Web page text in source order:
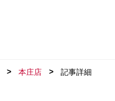
> 本庄店 > 記事詳細